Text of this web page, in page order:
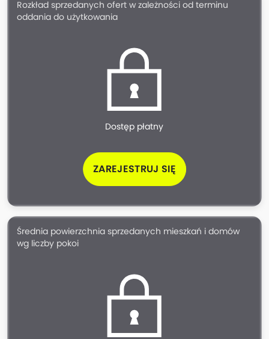
Rozkład sprzedanych ofert w zależności od terminu
oddania do użytkowania
Dostęp płatny
ZAREJESTRUJ SIĘ
Średnia powierzchnia sprzedanych mieszkań i domów
wg liczby pokoi